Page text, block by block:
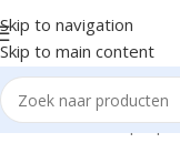
Skip to navigation
Skip to main content
Notebooks/Laptops